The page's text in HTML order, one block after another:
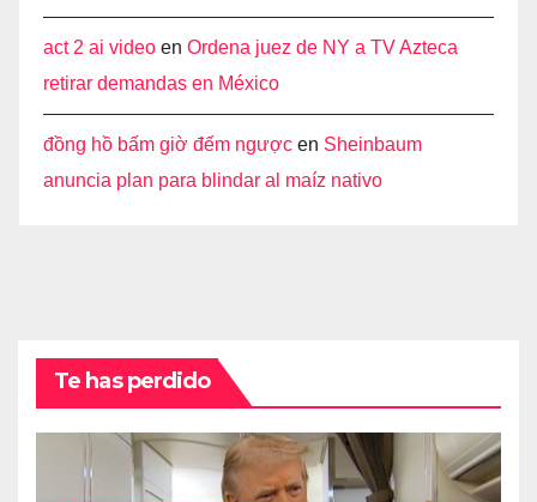
act 2 ai video en Ordena juez de NY a TV Azteca
retirar demandas en México
đồng hồ bấm giờ đếm ngược en Sheinbaum
anuncia plan para blindar al maíz nativo
Te has perdido